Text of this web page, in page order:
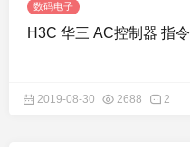
数码电子
H3C 华三 AC控制器 指令
2019-08-30 2688 2